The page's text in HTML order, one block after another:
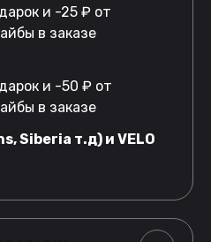
и -25 ₽ от
в заказе
и -50 ₽ от
в заказе
Siberia т.д) и VELO